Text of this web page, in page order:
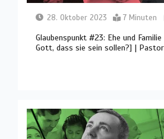
28. Oktober 2023 7 Minuten
Glaubenspunkt #23: Ehe und
Gott, dass sie sein sollen?] | Pastor